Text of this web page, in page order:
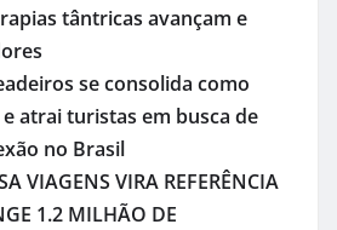
tântricas avançam e
se consolida como
atrai turistas em busca de
no Brasil
VIAGENS VIRA REFERÊNCIA
1.2 MILHÃO DE